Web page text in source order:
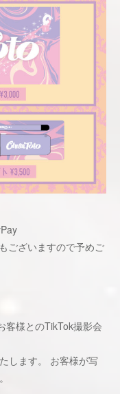
ございますので予めご
客様とのTikTok撮影会
します。 お客様が写